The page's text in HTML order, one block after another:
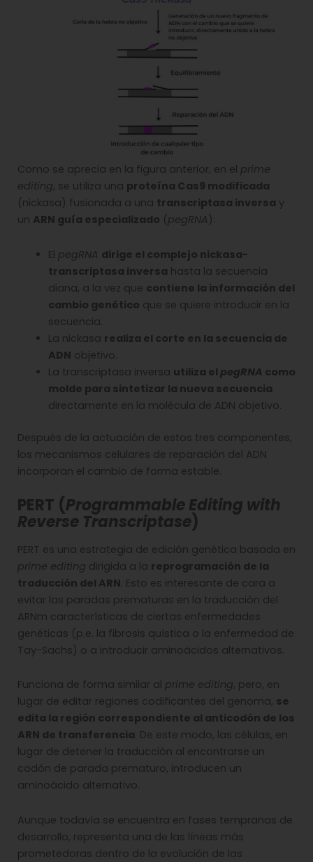
Como se aprecia en la figura anterior, en el prime
editing, se utiliza una proteína Cas9 modificada
(nickasa) fusionada a una transcriptasa inversa y
un ARN guía especializado (pegRNA ):
El pegRNA dirige el complejo nickasa-
transcriptasa inversa hasta la secuencia
diana, a la vez que contiene la información del
cambio genético que se quiere introducir en la
secuencia.
La nickasa realiza el corte en la secuencia de
ADN objetivo.
La transcriptasa inversa utiliza el pegRNA como
molde para sintetizar la nueva secuencia
directamente en la molécula de ADN objetivo.
Después de la actuación de estos tres componentes,
los mecanismos celulares de reparación del ADN
incorporan el cambio de forma estable.
PERT (Programmable Editing with
Reverse Transcriptase)
PERT es una estrategia de edición genética basada en
prime editing dirigida a la reprogramación de la
traducción del ARN. Esto es interesante de cara a
evitar las paradas prematuras en la traducción del
ARNm características de ciertas enfermedades
genéticas (p.e. la fibrosis quística o la enfermedad de
Tay-Sachs) o a introducir aminoácidos alternativos.
Funciona de forma similar al prime editing, pero, en
lugar de editar regiones codificantes del genoma, se
edita la región correspondiente al anticodón de los
ARN de transferencia. De este modo, las células, en
lugar de detener la traducción al encontrarse un
codón de parada prematuro, introducen un
aminoácido alternativo.
Aunque todavía se encuentra en fases tempranas de
desarrollo, representa una de las líneas más
prometedoras dentro de la evolución de las